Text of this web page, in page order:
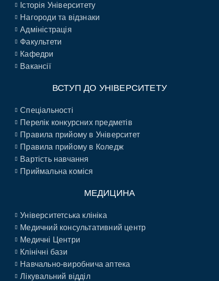
Історія Університету
Нагороди та відзнаки
Адміністрація
Факультети
Кафедри
Вакансії
ВСТУП ДО УНІВЕРСИТЕТУ
Спеціальності
Перелік конкурсних предметів
Правила прийому в Університет
Правила прийому в Коледж
Вартість навчання
Приймальна коміся
МЕДИЦИНА
Університетська клініка
Медичний консультативний центр
Медичні Центри
Клінічні бази
Навчально-виробнича аптека
Лікувальний відділ